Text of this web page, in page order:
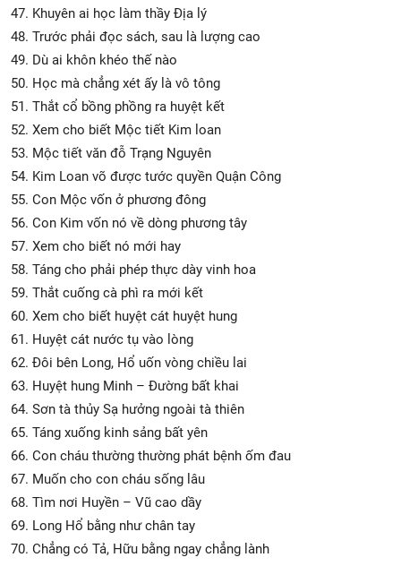
47. Khuyên ai học làm thầy Địa lý
48. Trước phải đọc sách, sau là lượng cao
49. Dù ai khôn khéo thế nào
50. Học mà chẳng xét ấy là vô tông
51. Thắt cổ bồng phồng ra huyệt kết
52. Xem cho biết Mộc tiết Kim loan
53. Mộc tiết văn đỗ Trạng Nguyên
54. Kim Loan võ được tước quyền Quận Công
55. Con Mộc vốn ở phương đông
56. Con Kim vốn nó về dòng phương tây
57. Xem cho biết nó mới hay
58. Táng cho phải phép thực dày vinh hoa
59. Thắt cuống cà phì ra mới kết
60. Xem cho biết huyệt cát huyệt hung
61. Huyệt cát nước tụ vào lòng
62. Đôi bên Long, Hổ uốn vòng chiều lai
63. Huyệt hung Minh – Đường bất khai
64. Sơn tà thủy Sạ hưởng ngoài tà thiên
65. Táng xuống kinh sảng bất yên
66. Con cháu thường thường phát bệnh ốm đau
67. Muốn cho con cháu sống lâu
68. Tìm nơi Huyền – Vũ cao dầy
69. Long Hổ bằng như chân tay
70. Chẳng có Tả, Hữu bằng ngay chẳng lành